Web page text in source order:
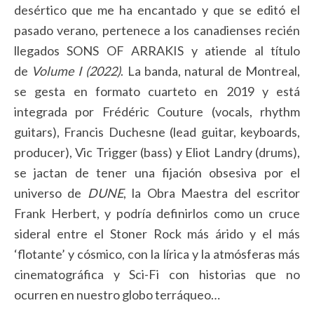
desértico que me ha encantado y que se editó el
pasado verano, pertenece a los canadienses recién
llegados SONS OF ARRAKIS y atiende al título
de Volume I (2022). La banda, natural de Montreal,
se gesta en formato cuarteto en 2019 y está
integrada por Frédéric Couture (vocals, rhythm
guitars), Francis Duchesne (lead guitar, keyboards,
producer), Vic Trigger (bass) y Eliot Landry (drums),
se jactan de tener una fijación obsesiva por el
universo de DUNE, la Obra Maestra del escritor
Frank Herbert, y podría definirlos como un cruce
sideral entre el Stoner Rock más árido y el más
‘flotante’ y cósmico, con la lírica y la atmósferas más
cinematográfica y Sci-Fi con historias que no
ocurren en nuestro globo terráqueo…